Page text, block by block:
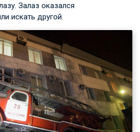
Залаз оказался
искать другой.